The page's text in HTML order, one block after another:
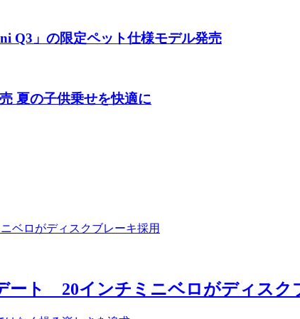
Q3」の限定ペット仕様モデル発売
夏の子供乗せを快適に
ート 20インチミニベロがディスク